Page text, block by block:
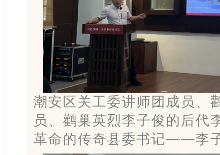
潮安区关工委讲师团成员、
员、鹳巢英烈李子俊的后代
革命的传奇县委书记——李